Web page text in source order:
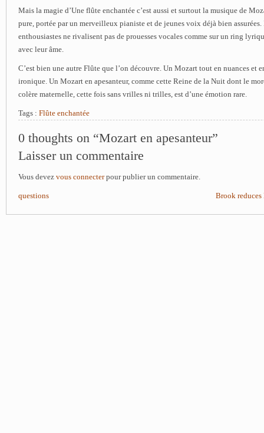
Mais la magie d’Une flûte enchantée c’est aussi et surtout la musique de
pure, portée par un merveilleux pianiste et de jeunes voix déjà bien assurées.
enthousiastes ne rivalisent pas de prouesses vocales comme sur un ring
avec leur âme.
C’est bien une autre Flûte que l’on découvre. Un Mozart tout en nuances et
ironique. Un Mozart en apesanteur, comme cette Reine de la Nuit dont le
colère maternelle, cette fois sans vrilles ni trilles, est d’une émotion rare.
Tags : Flûte enchantée
0 thoughts on “Mozart en apesanteur”
Laisser un commentaire
Vous devez vous connecterpour publier un commentaire.
questions Brook reduces